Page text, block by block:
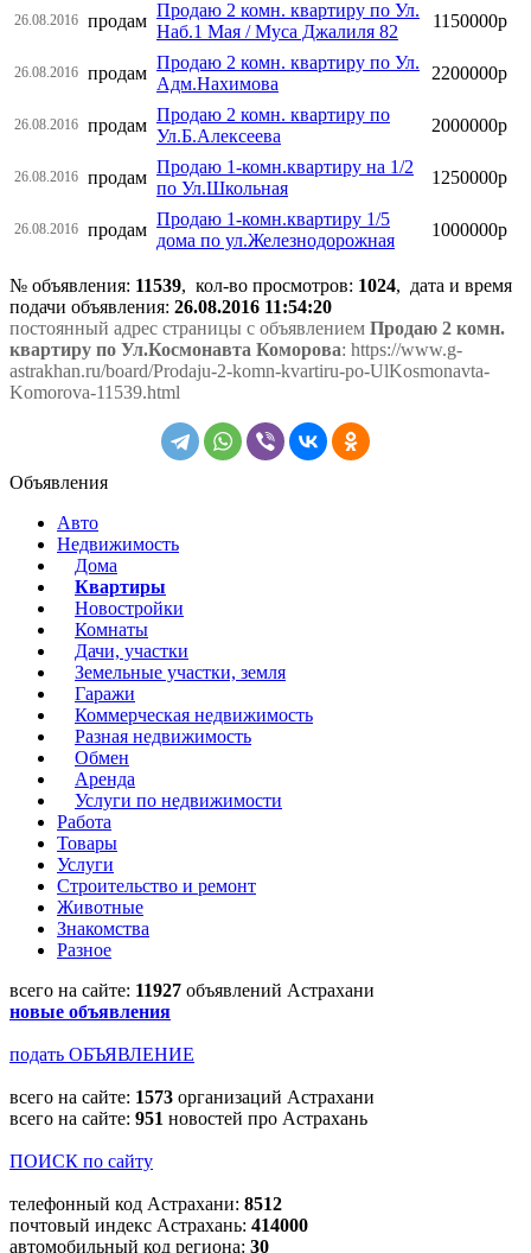
26.08.2016 продам
Продаю 2 комн. квартиру по Ул.
Наб.1 Мая / Муса Джалиля 82
1150000р
26.08.2016 продам
Продаю 2 комн. квартиру по Ул.
Адм.Нахимова
2200000р
26.08.2016 продам
Продаю 2 комн. квартиру по
Ул.Б.Алексеева
2000000р
26.08.2016 продам
Продаю 1-комн.квартиру на 1/2
по Ул.Школьная
1250000р
26.08.2016 продам
Продаю 1-комн.квартиру 1/5
дома по ул.Железнодорожная
1000000р
№ объявления: 11539, кол-во просмотров: 1024, дата и время
подачи объявления: 26.08.2016 11:54:20
постоянный адрес страницы с объявлением Продаю 2 комн.
квартиру по Ул.Космонавта Коморова: https://www.g-
astrakhan.ru/board/Prodaju-2-komn-kvartiru-po-UlKosmonavta-
Komorova-11539.html
Объявления
Авто
Недвижимость
Дома
Квартиры
Новостройки
Комнаты
Дачи, участки
Земельные участки, земля
Гаражи
Коммерческая недвижимость
Разная недвижимость
Обмен
Аренда
Услуги по недвижимости
Работа
Товары
Услуги
Строительство и ремонт
Животные
Знакомства
Разное
всего на сайте: 11927 объявлений Астрахани
новые объявления
подать ОБЪЯВЛЕНИЕ
всего на сайте: 1573 организаций Астрахани
всего на сайте: 951 новостей про Астрахань
ПОИСК по сайту
телефонный код Астрахани: 8512
почтовый индекс Астрахань: 414000
автомобильный код региона: 30